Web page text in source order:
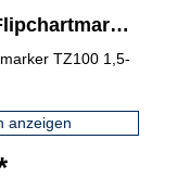
TZ100 1,5-
anzeigen